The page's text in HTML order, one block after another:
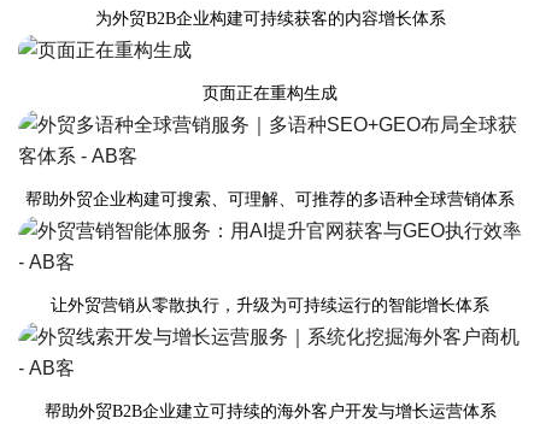
为外贸B2B企业构建可持续获客的内容增长体系
页面正在重构生成
帮助外贸企业构建可搜索、可理解、可推荐的多语种全球营销体系
让外贸营销从零散执行，升级为可持续运行的智能增长体系
帮助外贸B2B企业建立可持续的海外客户开发与增长运营体系